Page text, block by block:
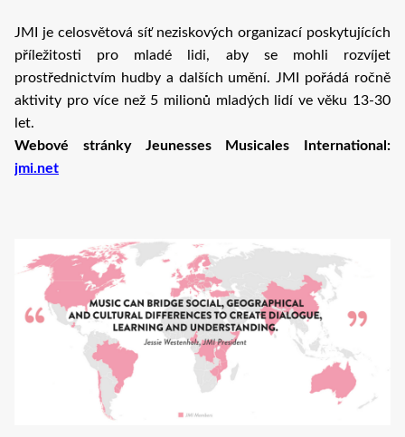
JMI je celosvětová síť neziskových organizací poskytujících
příležitosti pro mladé lidi, aby se mohli rozvíjet
prostřednictvím hudby a dalších umění. JMI pořádá ročně
aktivity pro více než 5 milionů mladých lidí ve věku 13-30
let.
Webové stránky Jeunesses Musicales International:
jmi.net